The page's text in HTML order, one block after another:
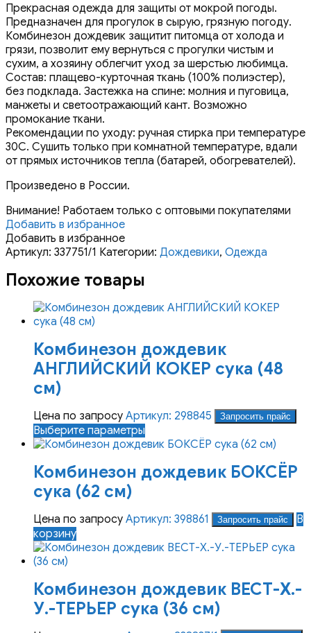
Прекрасная одежда для защиты от мокрой погоды.
Предназначен для прогулок в сырую, грязную погоду.
Комбинезон дождевик защитит питомца от холода и
грязи, позволит ему вернуться с прогулки чистым и
сухим, а хозяину облегчит уход за шерстью любимца.
Состав: плащево-курточная ткань (100% полиэстер),
без подклада. Застежка на спине: молния и пуговица,
манжеты и светоотражающий кант. Возможно
промокание ткани.
Рекомендации по уходу: ручная стирка при температуре
30С. Сушить только при комнатной температуре, вдали
от прямых источников тепла (батарей, обогревателей).
Произведено в России.
Внимание! Работаем только с оптовыми покупателями
Добавить в избранное
Добавить в избранное
Артикул: 337751/1 Категории: Дождевики, Одежда
Похожие товары
Комбинезон дождевик
АНГЛИЙСКИЙ КОКЕР сука (48
см)
Цена по запросу Артикул: 298845 Запросить прайс
Выберите параметры
товар
несколько
вариаций.
можно
выбрать
странице
Комбинезон дождевик БОКСЁР
сука (62 см)
Цена по запросу Артикул: 398861 Запросить прайс
В
корзину
Комбинезон дождевик ВЕСТ-Х.-
У.-ТЕРЬЕР сука (36 см)